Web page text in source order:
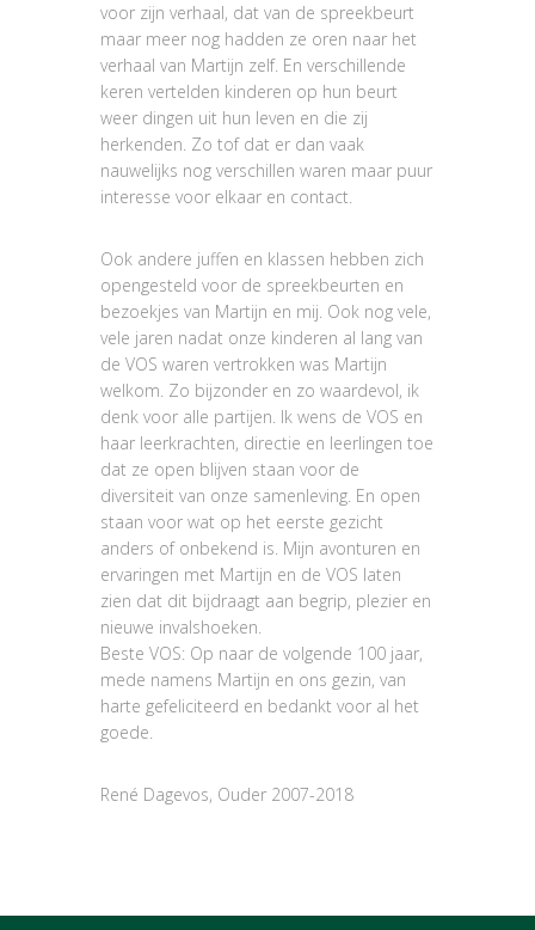
voor zijn verhaal, dat van de spreekbeurt
maar meer nog hadden ze oren naar het
verhaal van Martijn zelf. En verschillende
keren vertelden kinderen op hun beurt
weer dingen uit hun leven en die zij
herkenden. Zo tof dat er dan vaak
nauwelijks nog verschillen waren maar puur
interesse voor elkaar en contact.
Ook andere juffen en klassen hebben zich
opengesteld voor de spreekbeurten en
bezoekjes van Martijn en mij. Ook nog vele,
vele jaren nadat onze kinderen al lang van
de VOS waren vertrokken was Martijn
welkom. Zo bijzonder en zo waardevol, ik
denk voor alle partijen. Ik wens de VOS en
haar leerkrachten, directie en leerlingen toe
dat ze open blijven staan voor de
diversiteit van onze samenleving. En open
staan voor wat op het eerste gezicht
anders of onbekend is. Mijn avonturen en
ervaringen met Martijn en de VOS laten
zien dat dit bijdraagt aan begrip, plezier en
nieuwe invalshoeken.
Beste VOS: Op naar de volgende 100 jaar,
mede namens Martijn en ons gezin, van
harte gefeliciteerd en bedankt voor al het
goede.
René Dagevos, Ouder 2007-2018